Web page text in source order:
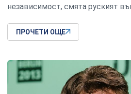
независимост, смята руският
ПРОЧЕТИ ОЩЕ